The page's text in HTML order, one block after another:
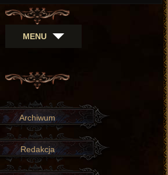
MENU
Archiwum
Redakcja